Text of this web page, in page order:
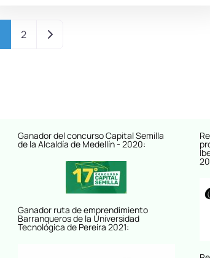
2 Entradas anteriores
Ganador del concurso Capital Semilla
de la Alcaldía de Medellín - 2020:
Ganador ruta de emprendimiento
Barranqueros de la Universidad
Tecnológica de Pereira 2021: